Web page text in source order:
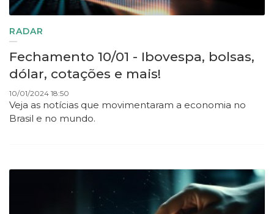
RADAR
Fechamento 10/01 - Ibovespa, bolsas,
dólar, cotações e mais!
10/01/2024 18:50
Veja as notícias que movimentaram a economia no
Brasil e no mundo.